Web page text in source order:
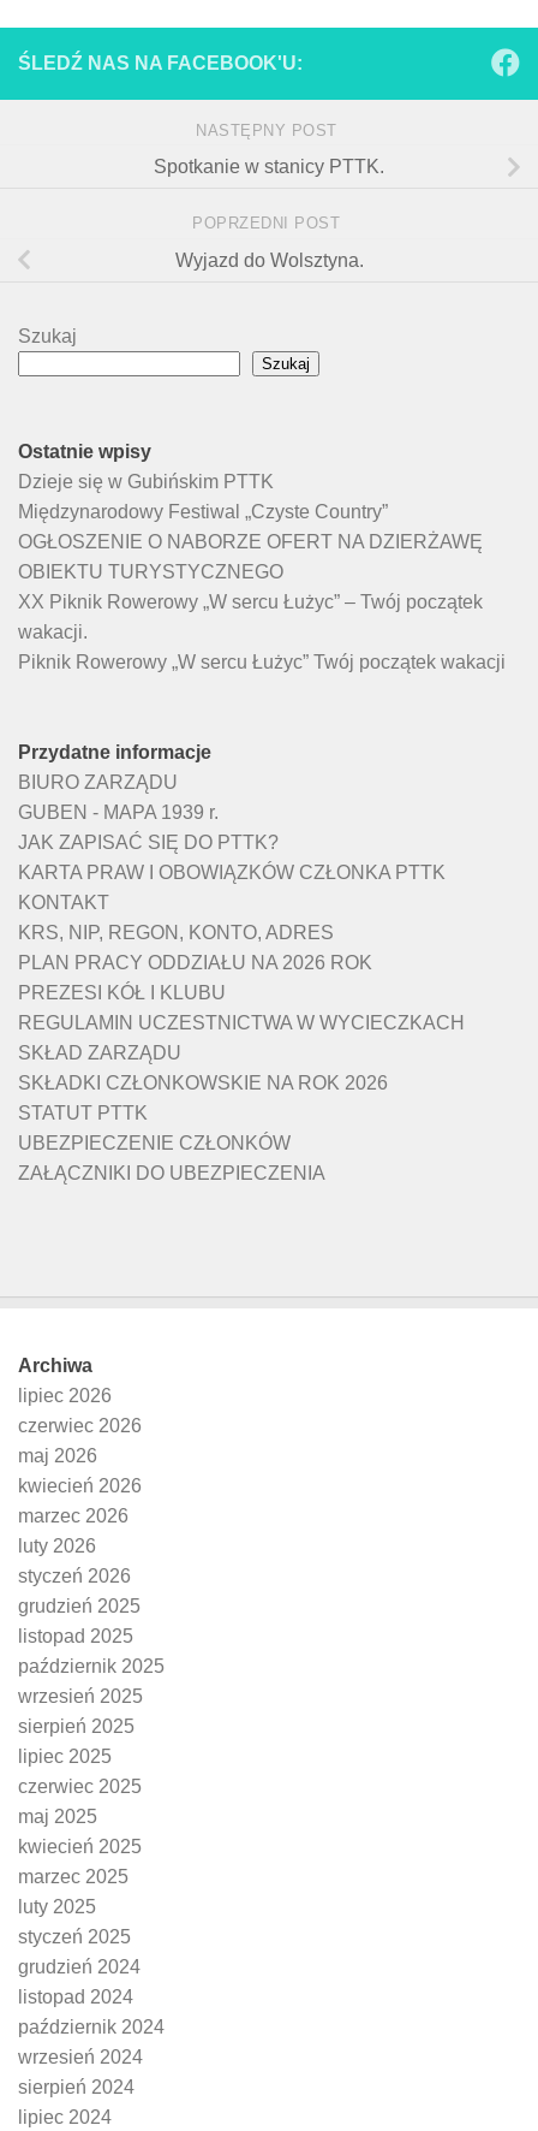
ŚLEDŹ NAS NA FACEBOOK'U:
NASTĘPNY POST
Spotkanie w stanicy PTTK.
POPRZEDNI POST
Wyjazd do Wolsztyna.
Szukaj
Szukaj
Ostatnie wpisy
Dzieje się w Gubińskim PTTK
Międzynarodowy Festiwal „Czyste Country”
OGŁOSZENIE O NABORZE OFERT NA DZIERŻAWĘ
OBIEKTU TURYSTYCZNEGO
XX Piknik Rowerowy „W sercu Łużyc” – Twój początek
wakacji.
Piknik Rowerowy „W sercu Łużyc” Twój początek wakacji
Przydatne informacje
BIURO ZARZĄDU
GUBEN - MAPA 1939 r.
JAK ZAPISAĆ SIĘ DO PTTK?
KARTA PRAW I OBOWIĄZKÓW CZŁONKA PTTK
KONTAKT
KRS, NIP, REGON, KONTO, ADRES
PLAN PRACY ODDZIAŁU NA 2026 ROK
PREZESI KÓŁ I KLUBU
REGULAMIN UCZESTNICTWA W WYCIECZKACH
SKŁAD ZARZĄDU
SKŁADKI CZŁONKOWSKIE NA ROK 2026
STATUT PTTK
UBEZPIECZENIE CZŁONKÓW
ZAŁĄCZNIKI DO UBEZPIECZENIA
Archiwa
lipiec 2026
czerwiec 2026
maj 2026
kwiecień 2026
marzec 2026
luty 2026
styczeń 2026
grudzień 2025
listopad 2025
październik 2025
wrzesień 2025
sierpień 2025
lipiec 2025
czerwiec 2025
maj 2025
kwiecień 2025
marzec 2025
luty 2025
styczeń 2025
grudzień 2024
listopad 2024
październik 2024
wrzesień 2024
sierpień 2024
lipiec 2024